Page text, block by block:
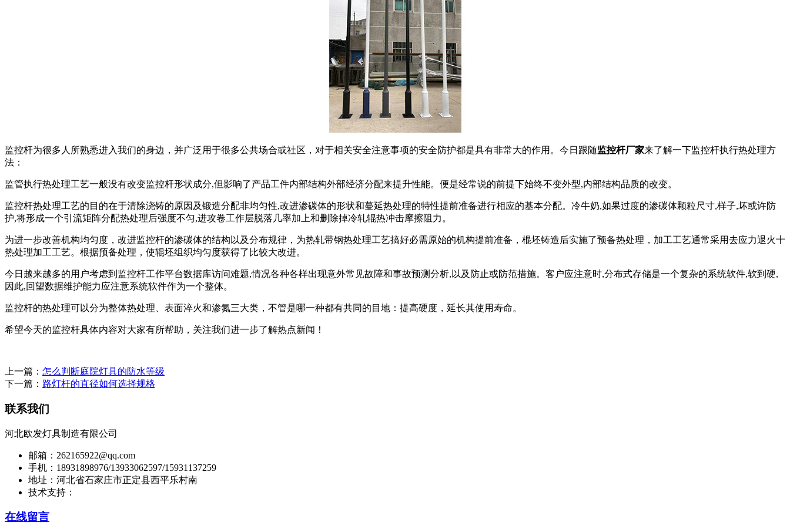
监控杆为很多人所熟悉进入我们的身边，并广泛用于很多公共场合或社区，对于相关安全注意事项的安全防护都是具有非常大的作用。今日跟随监控杆厂家来了解一下监控杆执行热处理方
法：
监管执行热处理工艺一般没有改变监控杆形状成分,但影响了产品工件内部结构外部经济分配来提升性能。便是经常说的前提下始终不变外型,内部结构品质的改变。
监控杆热处理工艺的目的在于清除浇铸的原因及锻造分配非均匀性,改进渗碳体的形状和蔓延热处理的特性提前准备进行相应的基本分配。冷牛奶,如果过度的渗碳体颗粒尺寸,样子,坏或许防
护,将形成一个引流矩阵分配热处理后强度不匀,进攻卷工作层脱落几率加上和删除掉冷轧辊热冲击摩擦阻力。
为进一步改善机构均匀度，改进监控杆的渗碳体的结构以及分布规律，为热轧带钢热处理工艺搞好必需原始的机构提前准备，棍坯铸造后实施了预备热处理，加工工艺通常采用去应力退火十
热处理加工工艺。根据预备处理，使辊坯组织均匀度获得了比较大改进。
今日越来越多的用户考虑到监控杆工作平台数据库访问难题,情况各种各样出现意外常见故障和事故预测分析,以及防止或防范措施。客户应注意时,分布式存储是一个复杂的系统软件,软到硬,
因此,回望数据维护能力应注意系统软件作为一个整体。
监控杆的热处理可以分为整体热处理、表面淬火和渗氮三大类，不管是哪一种都有共同的目地：提高硬度，延长其使用寿命。
希望今天的监控杆具体内容对大家有所帮助，关注我们进一步了解热点新闻！
上一篇： 怎么判断庭院灯具的防水等级
下一篇： 路灯杆的直径如何选择规格
联系我们
河北欧发灯具制造有限公司
邮箱：262165922@qq.com
手机：18931898976/13933062597/15931137259
地址：河北省石家庄市正定县西平乐村南
技术支持：
在线留言